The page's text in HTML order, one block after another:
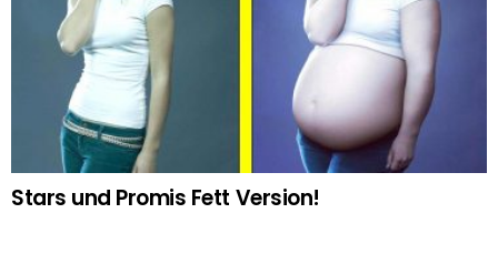
Stars und Promis Fett Version!